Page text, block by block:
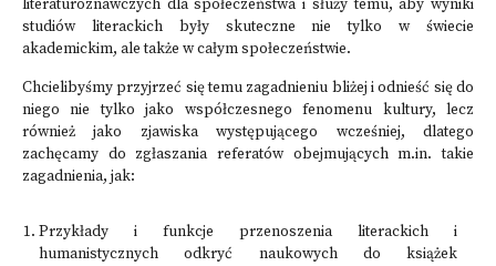
literaturoznawczych dla społeczeństwa i służy temu, aby wyniki
studiów literackich były skuteczne nie tylko w świecie
akademickim, ale także w całym społeczeństwie.
Chcielibyśmy przyjrzeć się temu zagadnieniu bliżej i odnieść się do
niego nie tylko jako współczesnego fenomenu kultury, lecz
również jako zjawiska występującego wcześniej, dlatego
zachęcamy do zgłaszania referatów obejmujących m.in. takie
zagadnienia, jak:
Przykłady i funkcje przenoszenia literackich i
humanistycznych odkryć naukowych do książek